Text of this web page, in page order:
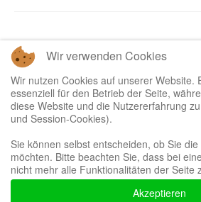
Zurück
Bootstrapis a front-end framework of Twitter,
License.
font licensed underSIL OFL 1.1
Wir verwenden Cookies
Wir nutzen Cookies auf unserer Website.
essenziell für den Betrieb der Seite,
diese Website und die Nutzererfahrung
und Session-Cookies).
Sie können selbst entscheiden, ob Sie
möchten. Bitte beachten Sie, dass bei
nicht mehr alle Funktionalitäten der Seite
Akzeptieren